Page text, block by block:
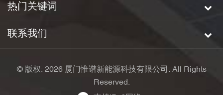
热门关键词
联系我们
© 版权: 2026 厦门惟谱新能源科技有限公司. All Rights
Reserved.